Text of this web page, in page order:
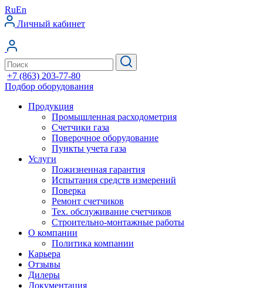
RuEn
Личный кабинет
+7 (863) 203-77-80
Подбор оборудования
Продукция
Промышленная расходометрия
Счетчики газа
Поверочное оборудование
Пункты учета газа
Услуги
Пожизненная гарантия
Испытания средств измерений
Поверка
Ремонт счетчиков
Тех. обслуживание счетчиков
Строительно-монтажные работы
О компании
Политика компании
Карьера
Отзывы
Дилеры
Документация